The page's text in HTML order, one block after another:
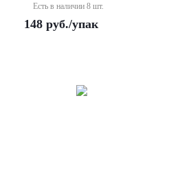
Есть в наличии 8 шт.
148 руб./упак